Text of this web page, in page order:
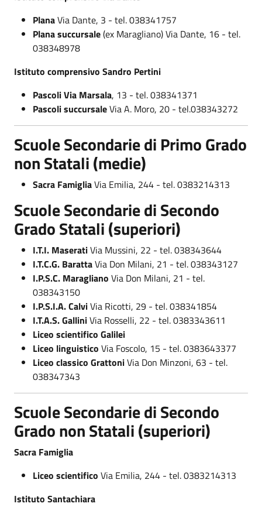
PlanaVia Dante, 3 - tel. 038341757
Plana succursale(ex Maragliano) Via Dante, 16 - tel.
038348978
Istituto comprensivo Sandro Pertini
Pascoli Via Marsala, 13 - tel. 038341371
Pascoli succursaleVia A. Moro, 20 - tel.038343272
Scuole Secondarie di Primo Grado
non Statali (medie)
Sacra FamigliaVia Emilia, 244 - tel. 0383214313
Scuole Secondarie di Secondo
Grado Statali (superiori)
I.T.I. MaseratiVia Mussini, 22 - tel. 038343644
I.T.C.G. BarattaVia Don Milani, 21 - tel. 038343127
I.P.S.C. Maragliano Via Don Milani, 21 - tel.
038343150
I.P.S.I.A. CalviVia Ricotti, 29 - tel. 038341854
I.T.A.S. GalliniVia Rosselli, 22 - tel. 0383343611
Liceo scientifico Galilei
Liceo linguistico Via Foscolo, 15 - tel. 0383643377
Liceo classico GrattoniVia Don Minzoni, 63 - tel.
038347343
Scuole Secondarie di Secondo
Grado non Statali (superiori)
Sacra Famiglia
Liceo scientifico Via Emilia, 244 - tel. 0383214313
Istituto Santachiara